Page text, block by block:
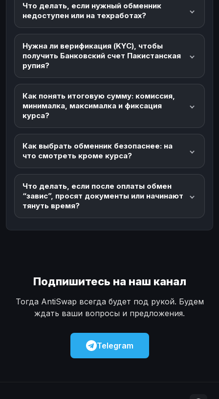
Что делать, если нужный обменник
недоступен или на техработах?
Нужна ли верификация (KYC), чтобы
получить Банковский счет Пакистанская
рупия?
Как понять итоговую сумму: комиссия,
минималка, максималка и фиксация
курса?
Как выбрать обменник безопаснее: на
что смотреть кроме курса?
Что делать, если после оплаты обмен
“завис”, просят документы или начинают
тянуть время?
Подпишитесь на наш канал
Тогда AntiSwap всегда будет под рукой. Будем
ждать ваши вопросы и предложения.
Telegram